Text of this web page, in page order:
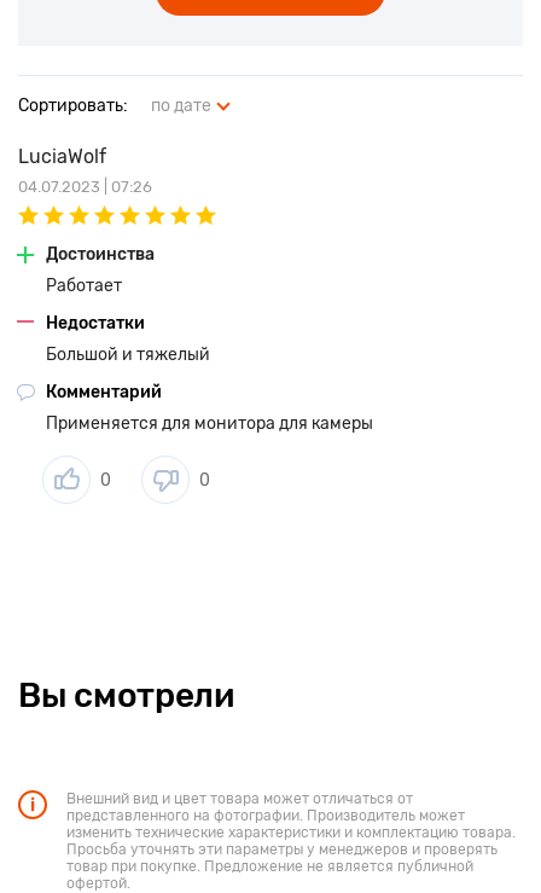
Сортировать: по дате
LuciaWolf
04.07.2023 | 07:26
Достоинства
Работает
Недостатки
Большой и тяжелый
Комментарий
Применяется для монитора для камеры
0 0
Вы смотрели
Внешний вид и цвет товара может отличаться от
представленного на фотографии. Производитель может
изменить технические характеристики и комплектацию товара.
Просьба уточнять эти параметры у менеджеров и проверять
товар при покупке. Предложение не является публичной
офертой.